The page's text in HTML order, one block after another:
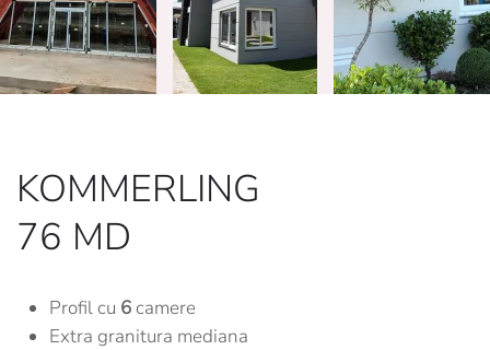
KOMMERLING
76 MD
Profil cu 6 camere
Extra granitura mediana